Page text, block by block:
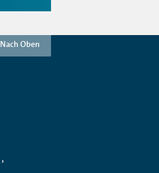
Nach Oben